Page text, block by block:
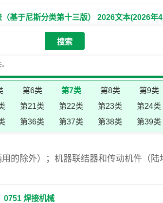
基于尼斯分类第十三版） 2026文本(2026年
搜索
第6类 第7类 第8类 第9类
第21类 第22类 第23类 第24类
第36类 第37类 第38类 第39类
的除外）；机器联结器和传动机件（
0751 焊接机械